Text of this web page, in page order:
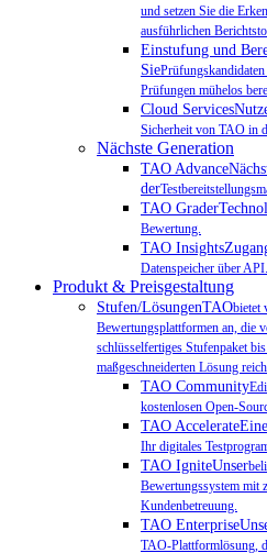
und setzen Sie die
ausführlichen
Einstufung und
Sie
Prüfungen mühelos
Cloud
Sicherheit von TAO in
Nächste Generation
TAO
der
TAO
Bewertung.
TAO
Datenspeicher über API.
Produkt & Preisgestaltung
Stufen/LösungenTAObietet
Bewertungsplattformen an, die
schlüsselfertiges Stufenpaket
maßgeschneiderten Lösung
TAO Community
kostenlosen Open-
TAO AccelerateEine
Ihr digitales
TAO IgniteUnser
Bewertungssystem mit
Kundenbetreuung.
TAO
TAO-Plattformlösung,